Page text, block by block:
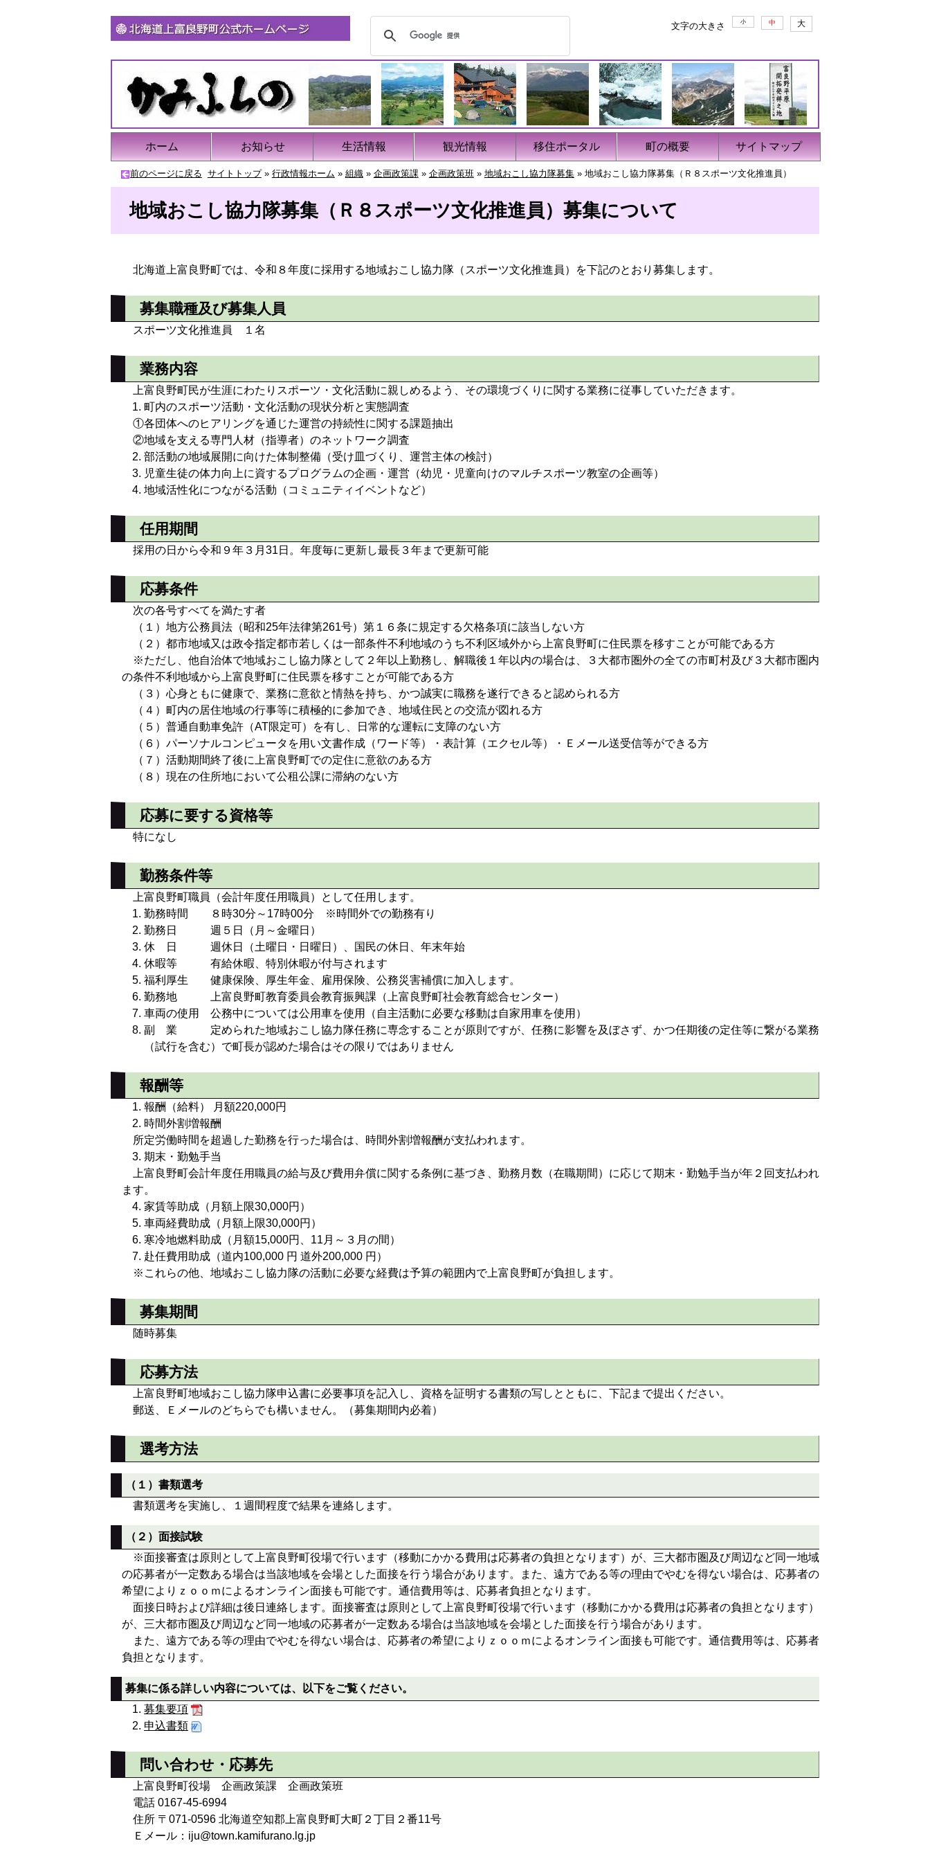
大
中
小
文字の大きさ
ホーム お知らせ 生活情報 観光情報 移住ポータル 町の概要 サイトマップ
前のページに戻る サイトトップ» 行政情報ホーム » 組織» 企画政策課» 企画政策班» 地域おこし協力隊募集» 地域おこし協力隊募集（Ｒ８スポーツ文化推進員）
地域おこし協力隊募集（Ｒ８スポーツ文化推進員）募集について
北海道上富良野町では、令和８年度に採用する地域おこし協力隊（スポーツ文化推進員）を下記のとおり募集します。
募集職種及び募集人員
スポーツ文化推進員 １名
業務内容
上富良野町民が生涯にわたりスポーツ・文化活動に親しめるよう、その環境づくりに関する業務に従事していただきます。
町内のスポーツ活動・文化活動の現状分析と実態調査
①各団体へのヒアリングを通じた運営の持続性に関する課題抽出
②地域を支える専門人材（指導者）のネットワーク調査
部活動の地域展開に向けた体制整備（受け皿づくり、運営主体の検討）
児童生徒の体力向上に資するプログラムの企画・運営（幼児・児童向けのマルチスポーツ教室の企画等）
地域活性化につながる活動（コミュニティイベントなど）
任用期間
採用の日から令和９年３月31日。年度毎に更新し最長３年まで更新可能
応募条件
次の各号すべてを満たす者
（１）地方公務員法（昭和25年法律第261号）第１６条に規定する欠格条項に該当しない方
（２）都市地域又は政令指定都市若しくは一部条件不利地域のうち不利区域外から上富良野町に住民票を移すことが可能である方
※ただし、他自治体で地域おこし協力隊として２年以上勤務し、解職後１年以内の場合は、３大都市圏外の全ての市町村及び３大都市圏内
の条件不利地域から上富良野町に住民票を移すことが可能である方
（３）心身ともに健康で、業務に意欲と情熱を持ち、かつ誠実に職務を遂行できると認められる方
（４）町内の居住地域の行事等に積極的に参加でき、地域住民との交流が図れる方
（５）普通自動車免許（AT限定可）を有し、日常的な運転に支障のない方
（６）パーソナルコンピュータを用い文書作成（ワード等）・表計算（エクセル等）・Ｅメール送受信等ができる方
（７）活動期間終了後に上富良野町での定住に意欲のある方
（８）現在の住所地において公租公課に滞納のない方
応募に要する資格等
特になし
勤務条件等
上富良野町職員（会計年度任用職員）として任用します。
勤務時間 ８時30分～17時00分 ※時間外での勤務有り
勤務日 週５日（月～金曜日）
休 日 週休日（土曜日・日曜日）、国民の休日、年末年始
休暇等 有給休暇、特別休暇が付与されます
福利厚生 健康保険、厚生年金、雇用保険、公務災害補償に加入します。
勤務地 上富良野町教育委員会教育振興課（上富良野町社会教育総合センター）
車両の使用 公務中については公用車を使用（自主活動に必要な移動は自家用車を使用）
副 業 定められた地域おこし協力隊任務に専念することが原則ですが、任務に影響を及ぼさず、かつ任期後の定住等に繋がる業務
（試行を含む）で町長が認めた場合はその限りではありません
報酬等
報酬（給料） 月額220,000円
時間外割増報酬
所定労働時間を超過した勤務を行った場合は、時間外割増報酬が支払われます。
期末・勤勉手当
上富良野町会計年度任用職員の給与及び費用弁償に関する条例に基づき、勤務月数（在職期間）に応じて期末・勤勉手当が年２回支払われ
ます。
家賃等助成（月額上限30,000円）
車両経費助成（月額上限30,000円）
寒冷地燃料助成（月額15,000円、11月～３月の間）
赴任費用助成（道内100,000 円 道外200,000 円）
※これらの他、地域おこし協力隊の活動に必要な経費は予算の範囲内で上富良野町が負担します。
募集期間
随時募集
応募方法
上富良野町地域おこし協力隊申込書に必要事項を記入し、資格を証明する書類の写しとともに、下記まで提出ください。
郵送、Ｅメールのどちらでも構いません。（募集期間内必着）
選考方法
（１）書類選考
書類選考を実施し、１週間程度で結果を連絡します。
（２）面接試験
※面接審査は原則として上富良野町役場で行います（移動にかかる費用は応募者の負担となります）が、三大都市圏及び周辺など同一地域
の応募者が一定数ある場合は当該地域を会場とした面接を行う場合があります。また、遠方である等の理由でやむを得ない場合は、応募者の
希望によりｚｏｏｍによるオンライン面接も可能です。通信費用等は、応募者負担となります。
面接日時および詳細は後日連絡します。面接審査は原則として上富良野町役場で行います（移動にかかる費用は応募者の負担となります）
が、三大都市圏及び周辺など同一地域の応募者が一定数ある場合は当該地域を会場とした面接を行う場合があります。
また、遠方である等の理由でやむを得ない場合は、応募者の希望によりｚｏｏｍによるオンライン面接も可能です。通信費用等は、応募者
負担となります。
募集に係る詳しい内容については、以下をご覧ください。
募集要項
申込書類
問い合わせ・応募先
上富良野町役場 企画政策課 企画政策班
電話 0167-45-6994
住所 〒071-0596 北海道空知郡上富良野町大町２丁目２番11号
Ｅメール：iju@town.kamifurano.lg.jp